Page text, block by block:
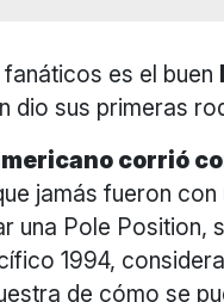
es el buen
dio sus primeras
corrió
jamás fueron
una Pole Position,
1994,
de cómo se